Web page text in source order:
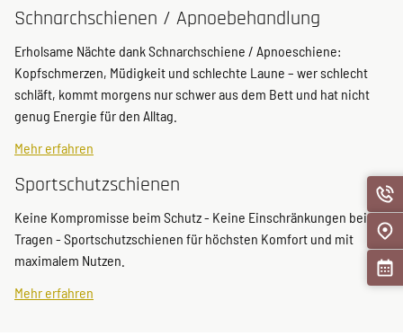
Schnarchschienen / Apnoebehandlung
Erholsame Nächte dank Schnarchschiene / Apnoeschiene:
Kopfschmerzen, Müdigkeit und schlechte Laune – wer schlecht
schläft, kommt morgens nur schwer aus dem Bett und hat nicht
genug Energie für den Alltag.
Mehr erfahren
Sportschutzschienen
Keine Kompromisse beim Schutz - Keine Einschränkungen beim
Tragen - Sportschutzschienen für höchsten Komfort und mit
maximalem Nutzen.
Mehr erfahren